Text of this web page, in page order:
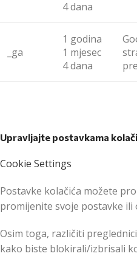
4 dana
_ga
1 godina
1 mjesec
4 dana
Upravljajte postavkama
Cookie Settings
Postavke kolačića možete
promijenite svoje postavke
Osim toga, različiti
kako biste blokirali/izbrisali